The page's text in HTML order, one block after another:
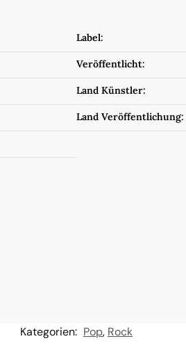
Label:
Veröffentlicht:
Land Künstler:
Land Veröffentlichung:
Kategorien: Pop, Rock